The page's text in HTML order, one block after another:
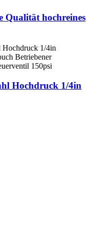
Qualität hochreines
Hochdruck 1/4in